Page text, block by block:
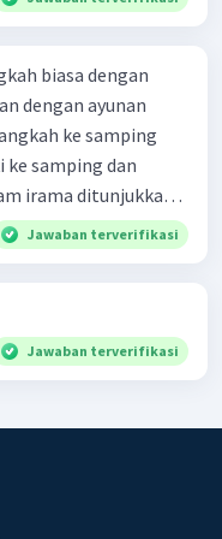
Jawaban terverifikasi
Jawaban terverifikasi